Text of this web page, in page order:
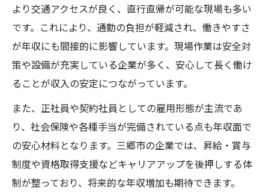
より交通アクセスが良く、直行直帰が可能な現場も多い
です。これにより、通勤の負担が軽減され、働きやすさ
が年収にも間接的に影響しています。現場作業は安全対
策や設備が充実している企業が多く、安心して長く働け
ることが収入の安定につながっています。
また、正社員や契約社員としての雇用形態が主流であ
り、社会保険や各種手当が完備されている点も年収面で
の安心材料となります。三郷市の企業では、昇給・賞与
制度や資格取得支援などキャリアアップを後押しする体
制が整っており、将来的な年収増加も期待できます。